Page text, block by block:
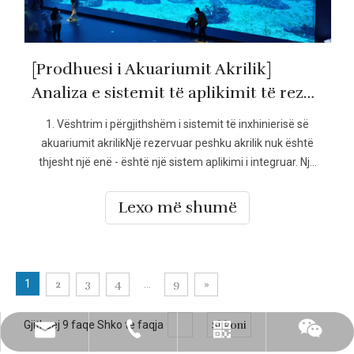
[Prodhuesi i Akuariumit Akrilik]
Analiza e sistemit të aplikimit të rezervuarit akrilik të peshkut
1. Vështrim i përgjithshëm i sistemit të inxhinierisë së
akuariumit akrilikNjë rezervuar peshku akrilik nuk është
thjesht një enë - është një sistem aplikimi i integruar. Një
shumëfishta të koordinuara:• Sistemi i ekranit: Akriliku
ofron qartësi optike të jashtëzakonshme me transmetim
Lexo më shumë
1 2 3 4 ... 9 »
Gjithsej 9 faqe Shko te faqja Shkoni
leyu02@leyuacrylic.com
+86- 13584439533
Whatsapp
Wechat